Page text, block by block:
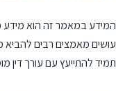
המידע במאמר זה הוא מידע
עושים מאמצים רבים להביא
תמיד להתייעץ עם עורך